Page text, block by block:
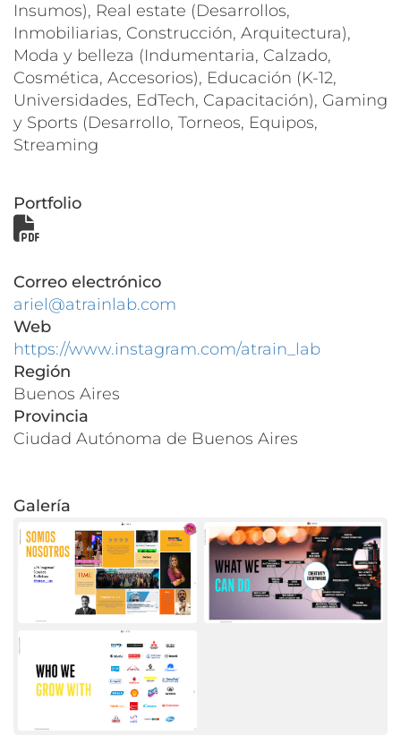
Insumos), Real estate (Desarrollos,
Inmobiliarias, Construcción, Arquitectura),
Moda y belleza (Indumentaria, Calzado,
Cosmética, Accesorios), Educación (K-12,
Universidades, EdTech, Capacitación), Gaming
y Sports (Desarrollo, Torneos, Equipos,
Streaming
Portfolio
Correo electrónico
ariel@atrainlab.com
Web
https://www.instagram.com/atrain_lab
Región
Buenos Aires
Provincia
Ciudad Autónoma de Buenos Aires
Galería